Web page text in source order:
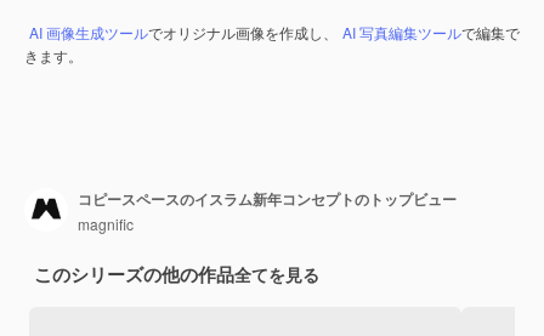
AI 画像生成ツールでオリジナル画像を作成し、 AI 写真編集ツールで編集で
きます。
コピースペースのイスラム新年コンセプトのトップビュー
magnific
このシリーズの他の作品全てを見る